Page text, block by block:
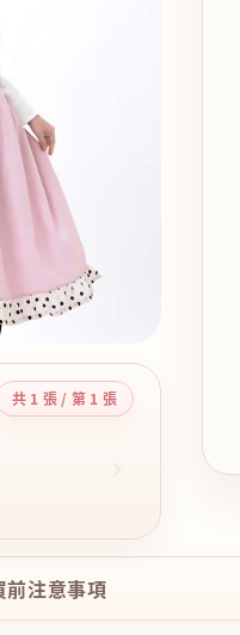
共 1 張 / 第 1 張
注意事項